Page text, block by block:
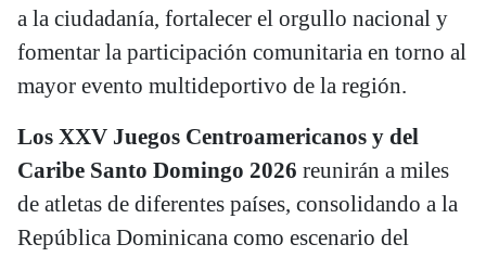
a la ciudadanía, fortalecer el orgullo nacional y
fomentar la participación comunitaria en torno al
mayor evento multideportivo de la región.
Los XXV Juegos Centroamericanos y del
Caribe Santo Domingo 2026 reunirán a miles
de atletas de diferentes países, consolidando a la
República Dominicana como escenario del